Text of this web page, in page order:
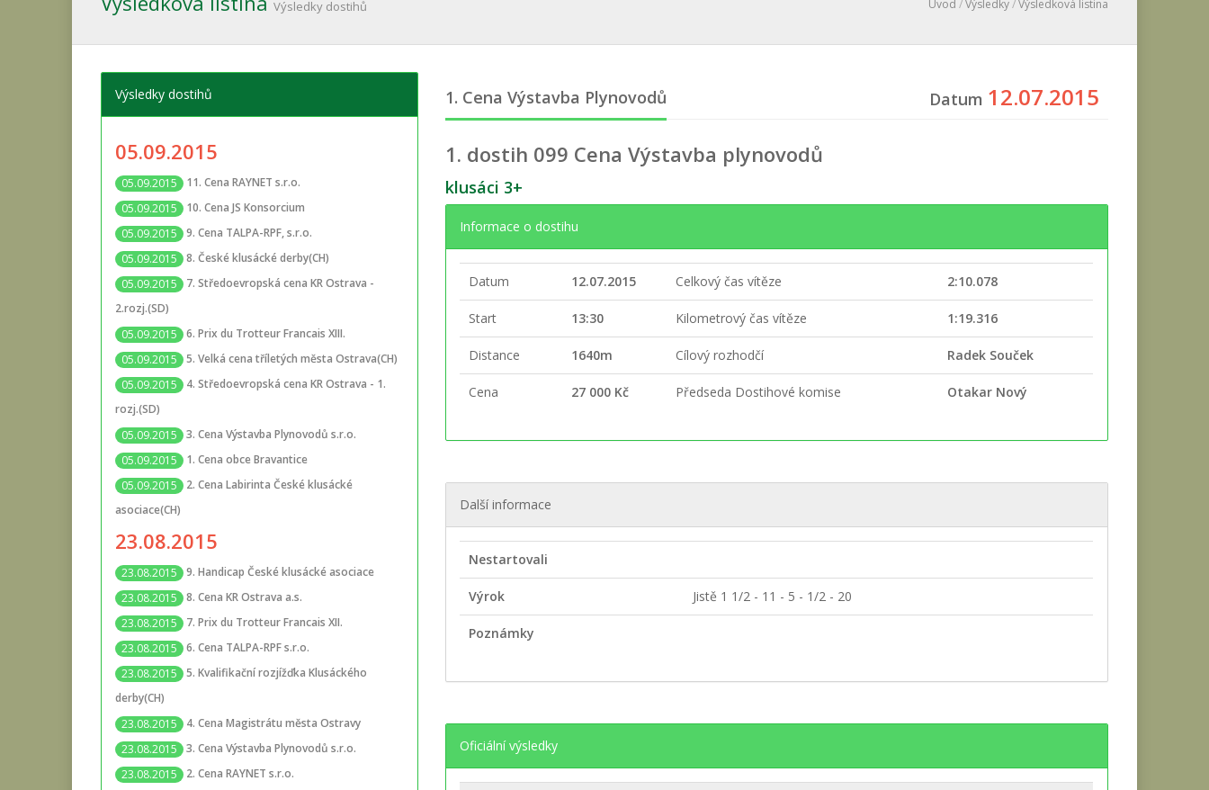
Výsledky dostihů Úvod /Výsledky/Výsledková listina
1. Cena Výstavba Plynovodů Datum 12.07.2015
1. dostih 099 Cena Výstavba plynovodů
klusáci 3+
Informace o dostihu
Datum 12.07.2015 Celkový čas vítěze 2:10.078
Start 13:30 Kilometrový čas vítěze 1:19.316
Distance 1640m Cílový rozhodčí Radek Souček
Cena 27 000 Kč Předseda Dostihové komise Otakar Nový
Další informace
Nestartovali
Výrok Jistě 1 1/2 - 11 - 5 - 1/2 - 20
Poznámky
Oficiální výsledky
Výsledky dostihů
05.09.2015
05.09.2015
11. Cena RAYNET s.r.o.
05.09.2015
10. Cena JS Konsorcium
05.09.2015
9. Cena TALPA-RPF, s.r.o.
05.09.2015
8. České klusácké derby(CH)
05.09.2015
7. Středoevropská cena KR Ostrava -
2.rozj.(SD)
05.09.2015
6. Prix du Trotteur Francais XIII.
05.09.2015
5. Velká cena tříletých města Ostrava(CH)
05.09.2015
4. Středoevropská cena KR Ostrava - 1.
rozj.(SD)
05.09.2015
3. Cena Výstavba Plynovodů s.r.o.
05.09.2015
1. Cena obce Bravantice
05.09.2015
2. Cena Labirinta České klusácké
asociace(CH)
23.08.2015
23.08.2015
9. Handicap České klusácké asociace
23.08.2015
8. Cena KR Ostrava a.s.
23.08.2015
7. Prix du Trotteur Francais XII.
23.08.2015
6. Cena TALPA-RPF s.r.o.
23.08.2015
5. Kvalifikační rozjížďka Klusáckého
derby(CH)
23.08.2015
4. Cena Magistrátu města Ostravy
23.08.2015
3. Cena Výstavba Plynovodů s.r.o.
23.08.2015
2. Cena RAYNET s.r.o.